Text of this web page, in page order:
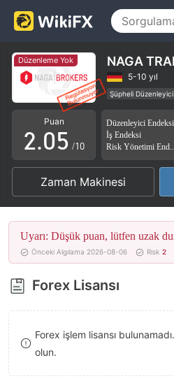
Düzenleme Yok NAGA
5-10 yıl
Şüpheli
Yüksek düzeyde
Puan
0
1
2
3
4
5
6
7
8
9
.0
1
2
3
4
5
6
7
8
1
2
3
4
5
6
7
8
9
/10
Düzenleyici Endeksi
İş Endeksi
Zaman Makinesi
Uyarı: Düşük puan, lütfen uzak
Önceki Algılama 2026-08-06 Risk 2
Forex Lisansı
Forex işlem lisansı
olun.